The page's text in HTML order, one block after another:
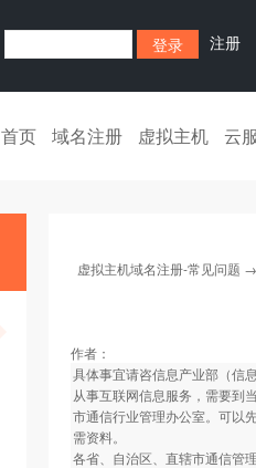
注册
首页 域名注册 虚拟主机 云
虚拟主机域名注册-常见问题
作者：
具体事宜请咨信息产业部（信
从事互联网信息服务，需要到
市通信行业管理办公室。可以
需资料。
各省、自治区、直辖市通信管